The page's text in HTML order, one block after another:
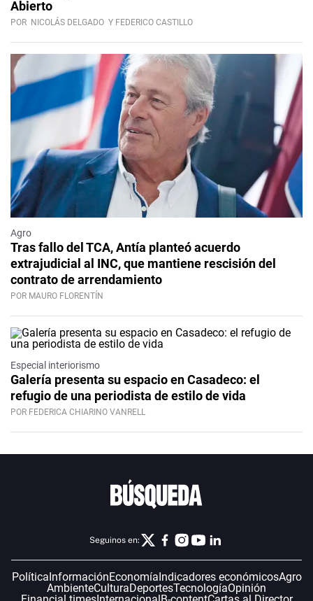
Abierto
POR NICOLÁS DELGADO Y FEDERICO CASTILLO
Agro
Tras fallo del TCA, Antía planteó acuerdo
extrajudicial al INC, que mantiene rescisión del
contrato de arrendamiento
POR MAURO FLORENTÍN
Especial interiorismo
Galería presenta su espacio en Casadeco: el
refugio de una periodista de estilo de vida
POR FEDERICA CHIARINO VANRELL
Seguinos en:
PolíticaInformaciónEconomíaIndicadores económicosAgro
AmbienteCulturaDeportesTecnologíaOpinión